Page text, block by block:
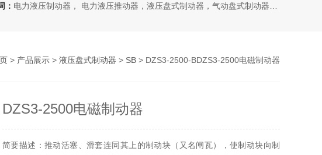
： 电力液压制动器， 电力液压推动器，液压盘式制动器，气动盘式制动器，刹车片，焦作制动器股份有限公司，焦作金箍制动器，焦作金箍临瑞制动器股份有限公司
> 产品展示 > 液压盘式制动器 > SB > DZS3-2500-BDZS3-2500电磁制动器
DZS3-2500电磁制动器
简要描述：推动活塞、滑套连同其上的制动块（又名闸瓦），使制动块向制